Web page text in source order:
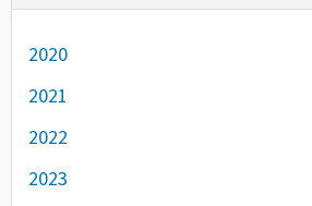
2020
2021
2022
2023